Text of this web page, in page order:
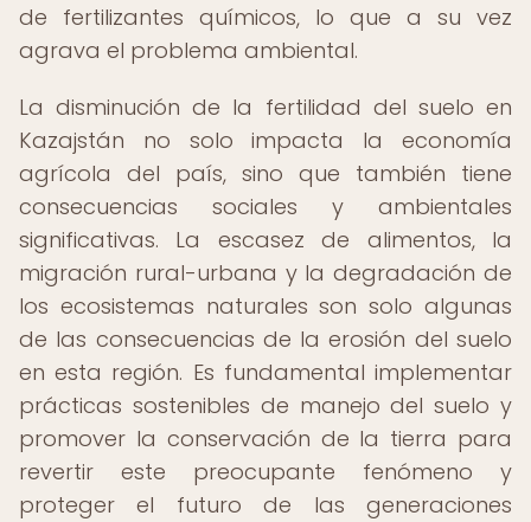
de fertilizantes químicos, lo que a su vez
agrava el problema ambiental.
La disminución de la fertilidad del suelo en
Kazajstán no solo impacta la economía
agrícola del país, sino que también tiene
consecuencias sociales y ambientales
significativas. La escasez de alimentos, la
migración rural-urbana y la degradación de
los ecosistemas naturales son solo algunas
de las consecuencias de la erosión del suelo
en esta región. Es fundamental implementar
prácticas sostenibles de manejo del suelo y
promover la conservación de la tierra para
revertir este preocupante fenómeno y
proteger el futuro de las generaciones